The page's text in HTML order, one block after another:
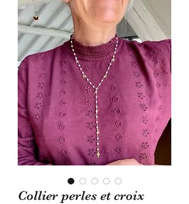
Collier perles et croix